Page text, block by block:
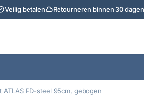
Veilig betalen Retourneren binnen 30 dagen
ATLAS PD-steel 95cm, gebogen